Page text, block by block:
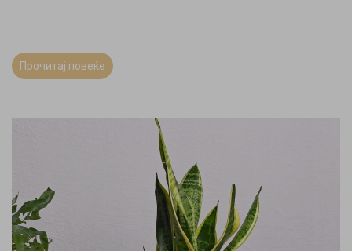
Прочитај повеќе